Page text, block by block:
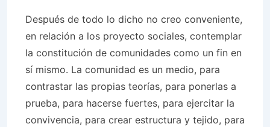
Después de todo lo dicho no creo conveniente,
en relación a los proyecto sociales, contemplar
la constitución de comunidades como un fin en
sí mismo. La comunidad es un medio, para
contrastar las propias teorías, para ponerlas a
prueba, para hacerse fuertes, para ejercitar la
convivencia, para crear estructura y tejido, para